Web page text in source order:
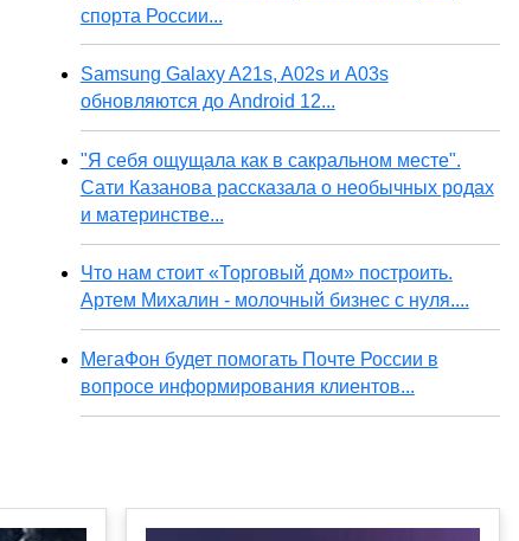
спорта России...
Samsung Galaxy A21s, A02s и A03s
обновляются до Android 12...
"Я себя ощущала как в сакральном месте".
Сати Казанова рассказала о необычных родах
и материнстве...
Что нам стоит «Торговый дом» построить.
Артем Михалин - молочный бизнес с нуля....
МегаФон будет помогать Почте России в
вопросе информирования клиентов...